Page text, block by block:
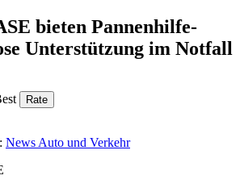
bieten Pannenhilfe-
Unterstützung im Notfall
News Auto und Verkehr